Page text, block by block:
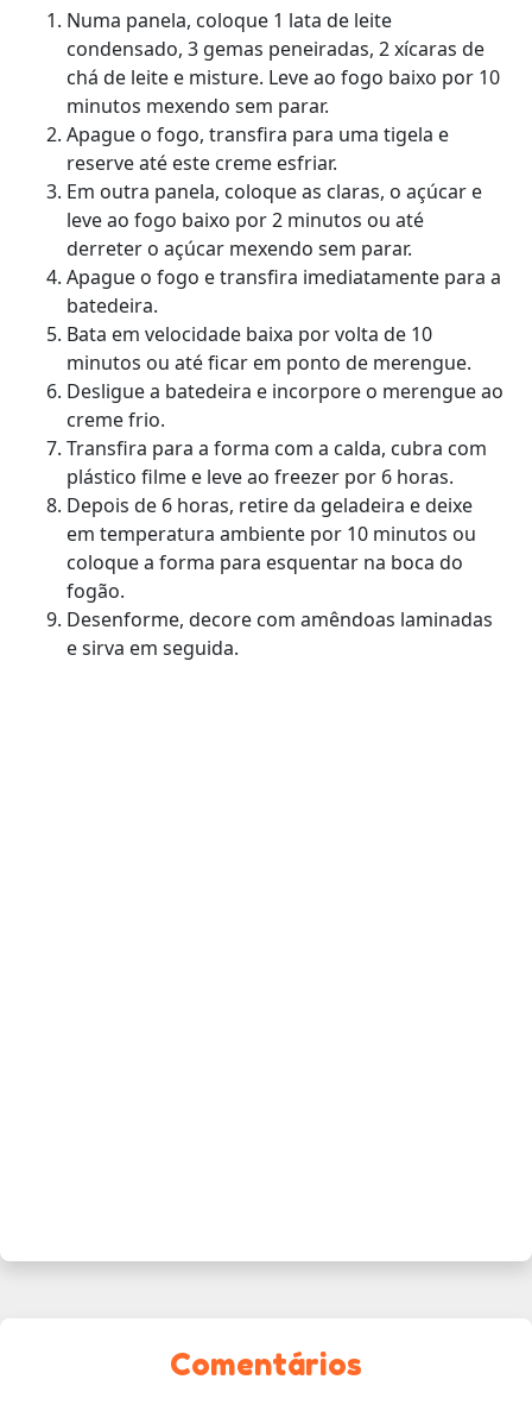
Numa panela, coloque 1 lata de leite
condensado, 3 gemas peneiradas, 2 xícaras de
chá de leite e misture. Leve ao fogo baixo por 10
minutos mexendo sem parar.
Apague o fogo, transfira para uma tigela e
reserve até este creme esfriar.
Em outra panela, coloque as claras, o açúcar e
leve ao fogo baixo por 2 minutos ou até
derreter o açúcar mexendo sem parar.
Apague o fogo e transfira imediatamente para a
batedeira.
Bata em velocidade baixa por volta de 10
minutos ou até ficar em ponto de merengue.
Desligue a batedeira e incorpore o merengue ao
creme frio.
Transfira para a forma com a calda, cubra com
plástico filme e leve ao freezer por 6 horas.
Depois de 6 horas, retire da geladeira e deixe
em temperatura ambiente por 10 minutos ou
coloque a forma para esquentar na boca do
fogão.
Desenforme, decore com amêndoas laminadas
e sirva em seguida.
Comentários